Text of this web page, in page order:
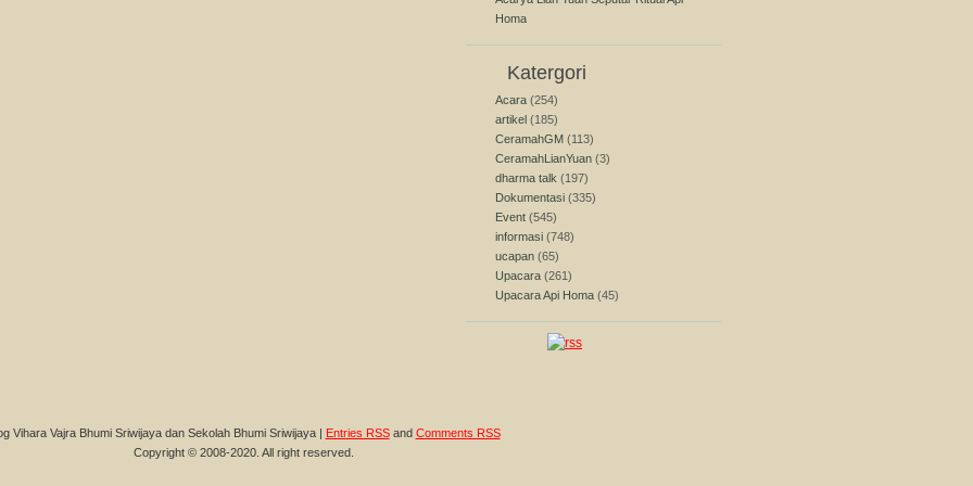
Homa
Katergori
Acara (254)
artikel (185)
CeramahGM (113)
CeramahLianYuan (3)
dharma talk (197)
Dokumentasi (335)
Event (545)
informasi (748)
ucapan (65)
Upacara (261)
Upacara Api Homa (45)
Vihara Vajra Bhumi Sriwijaya dan Sekolah Bhumi Sriwijaya | Entries RSSand Comments RSS
Copyright © 2008-2020. All right reserved.